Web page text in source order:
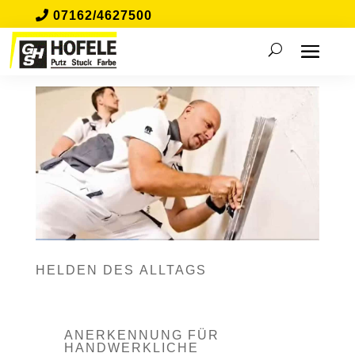
07162/4627500
HELDEN DES ALLTAGS
ANERKENNUNG FÜR
HANDWERKLICHE